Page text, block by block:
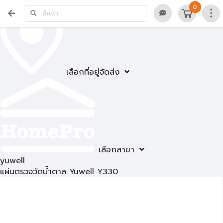
เลือกที่อยู่จัดส่ง
เลือกสาขา
0
yuwell
แผ่นตรวจวัดนํ้าตาล Yuwell Y330